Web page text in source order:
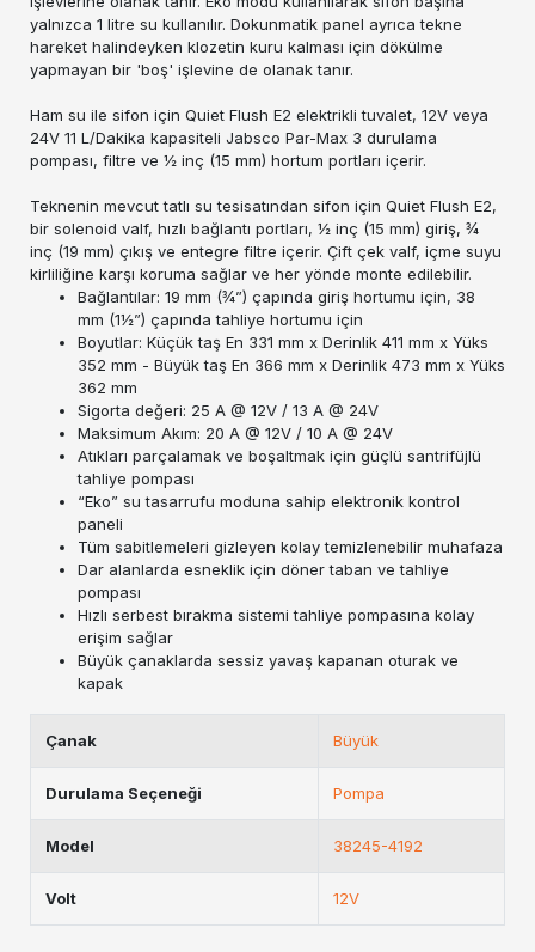
yalnızca 1 litre su kullanılır. Dokunmatik panel ayrıca tekne
hareket halindeyken klozetin kuru kalması için dökülme
yapmayan bir 'boş' işlevine de olanak tanır.
Ham su ile sifon için Quiet Flush E2 elektrikli tuvalet, 12V veya
24V 11 L/Dakika kapasiteli Jabsco Par-Max 3 durulama
pompası, filtre ve ½ inç (15 mm) hortum portları içerir.
Teknenin mevcut tatlı su tesisatından sifon için Quiet Flush E2,
bir solenoid valf, hızlı bağlantı portları, ½ inç (15 mm) giriş, ¾
inç (19 mm) çıkış ve entegre filtre içerir. Çift çek valf, içme suyu
kirliliğine karşı koruma sağlar ve her yönde monte edilebilir.
Bağlantılar: 19 mm (¾”) çapında giriş hortumu için, 38
mm (1½”) çapında tahliye hortumu için
Boyutlar: Küçük taş En 331 mm x Derinlik 411 mm x Yüks
352 mm - Büyük taş En 366 mm x Derinlik 473 mm x Yüks
362 mm
Sigorta değeri: 25 A @ 12V / 13 A @ 24V
Maksimum Akım: 20 A @ 12V / 10 A @ 24V
Atıkları parçalamak ve boşaltmak için güçlü santrifüjlü
tahliye pompası
“Eko” su tasarrufu moduna sahip elektronik kontrol
paneli
Tüm sabitlemeleri gizleyen kolay temizlenebilir muhafaza
Dar alanlarda esneklik için döner taban ve tahliye
pompası
Hızlı serbest bırakma sistemi tahliye pompasına kolay
erişim sağlar
Büyük çanaklarda sessiz yavaş kapanan oturak ve
kapak
Çanak Büyük
Durulama Seçeneği Pompa
Model 38245-4192
Volt 12V